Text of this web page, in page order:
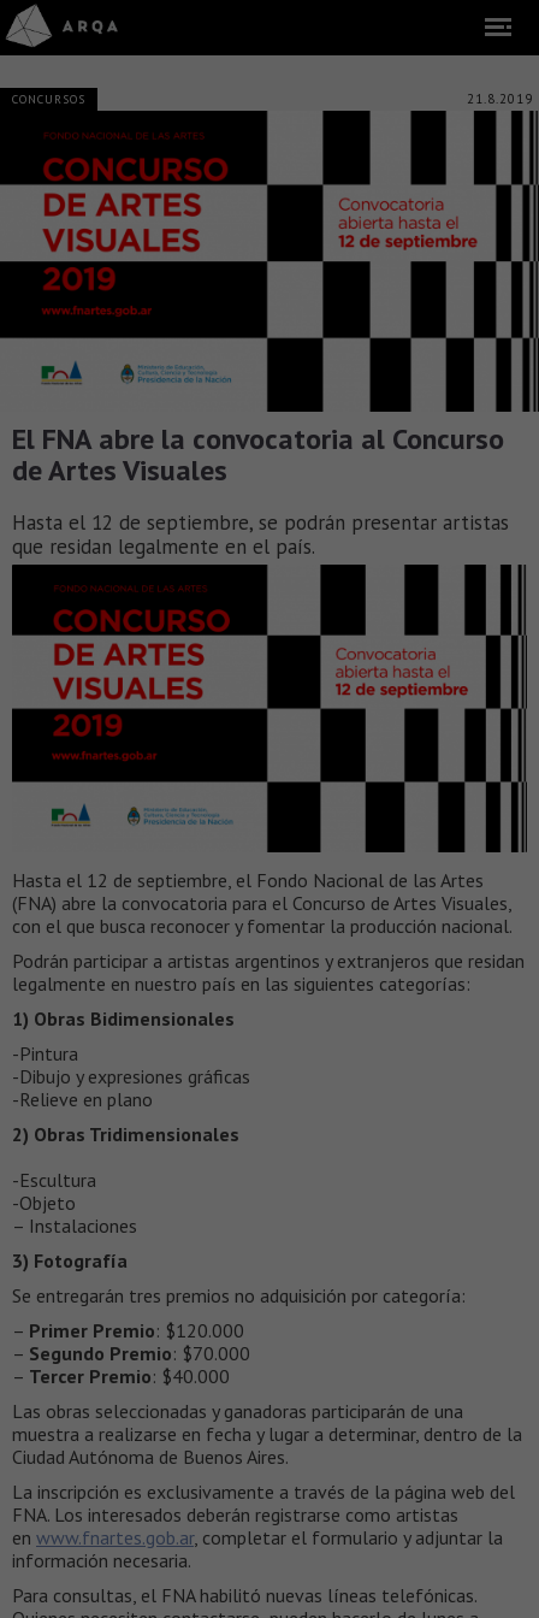
CONCURSOS 21.8.2019
El FNA abre la convocatoria al Concurso
de Artes Visuales
Hasta el 12 de septiembre, se podrán presentar artistas
que residan legalmente en el país.
Hasta el 12 de septiembre, el Fondo Nacional de las Artes
(FNA) abre la convocatoria para el Concurso de Artes Visuales,
con el que busca reconocer y fomentar la producción nacional.
Podrán participar a artistas argentinos y extranjeros que residan
legalmente en nuestro país en las siguientes categorías:
1) Obras Bidimensionales
-Pintura
-Dibujo y expresiones gráficas
-Relieve en plano
2) Obras Tridimensionales
-Escultura
-Objeto
– Instalaciones
3) Fotografía
Se entregarán tres premios no adquisición por categoría:
– Primer Premio: $120.000
– Segundo Premio: $70.000
– Tercer Premio: $40.000
Las obras seleccionadas y ganadoras participarán de una
muestra a realizarse en fecha y lugar a determinar, dentro de la
Ciudad Autónoma de Buenos Aires.
La inscripción es exclusivamente a través de la página web del
FNA. Los interesados deberán registrarse como artistas
en www.fnartes.gob.ar, completar el formulario y adjuntar la
información necesaria.
Para consultas, el FNA habilitó nuevas líneas telefónicas.